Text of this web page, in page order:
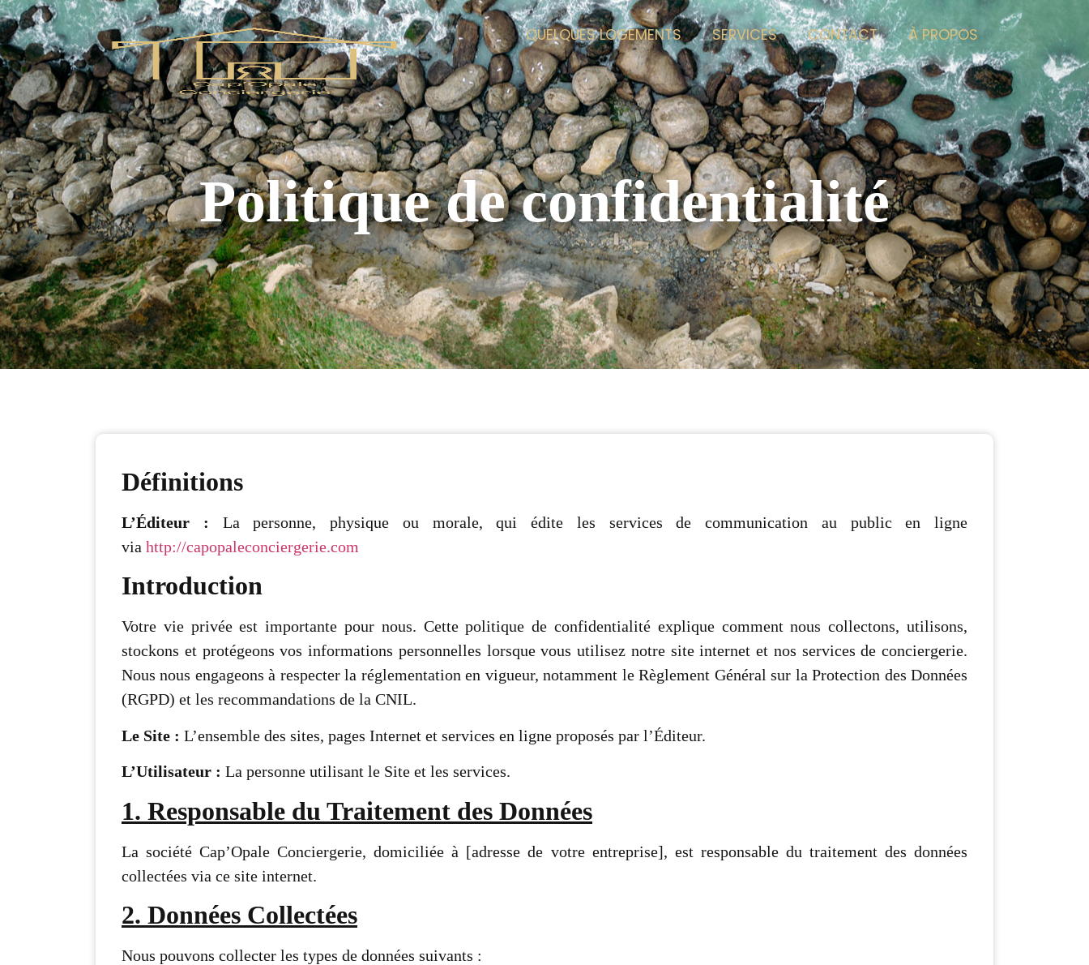
QUELQUES LOGEMENTS SERVICES CONTACT À PROPOS
Politique de confidentialité
Définitions
L’Éditeur : La personne, physique ou morale, qui édite les services de communication au public en ligne
via http://capopaleconciergerie.com
Introduction
Votre vie privée est importante pour nous. Cette politique de confidentialité explique comment nous collectons, utilisons,
stockons et protégeons vos informations personnelles lorsque vous utilisez notre site internet et nos services de conciergerie.
Nous nous engageons à respecter la réglementation en vigueur, notamment le Règlement Général sur la Protection des Données
(RGPD) et les recommandations de la CNIL.
Le Site : L’ensemble des sites, pages Internet et services en ligne proposés par l’Éditeur.
L’Utilisateur : La personne utilisant le Site et les services.
1. Responsable du Traitement des Données
La société Cap’Opale Conciergerie, domiciliée à [adresse de votre entreprise], est responsable du traitement des données
collectées via ce site internet.
2. Données Collectées
Nous pouvons collecter les types de données suivants :